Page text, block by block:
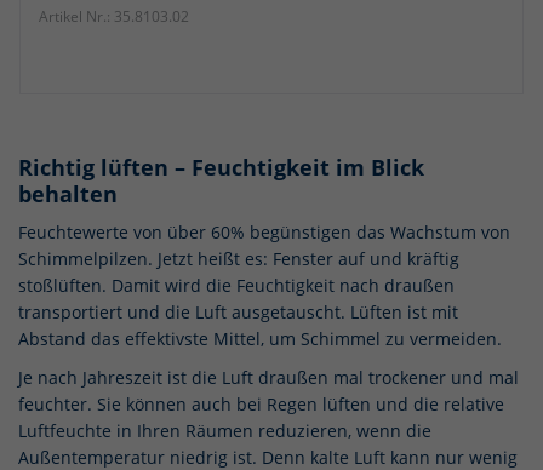
Artikel Nr.: 35.8103.02
Richtig lüften – Feuchtigkeit im Blick
behalten
Feuchtewerte von über 60% begünstigen das Wachstum von
Schimmelpilzen. Jetzt heißt es: Fenster auf und kräftig
stoßlüften. Damit wird die Feuchtigkeit nach draußen
transportiert und die Luft ausgetauscht. Lüften ist mit
Abstand das effektivste Mittel, um Schimmel zu vermeiden.
Je nach Jahreszeit ist die Luft draußen mal trockener und mal
feuchter. Sie können auch bei Regen lüften und die relative
Luftfeuchte in Ihren Räumen reduzieren, wenn die
Außentemperatur niedrig ist. Denn kalte Luft kann nur wenig